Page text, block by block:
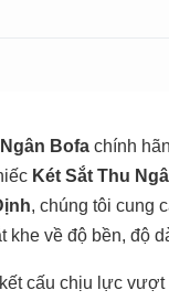
Bofa chính
Két Sắt Thu
, chúng tôi cung
về độ bền, độ
cấu chịu lực